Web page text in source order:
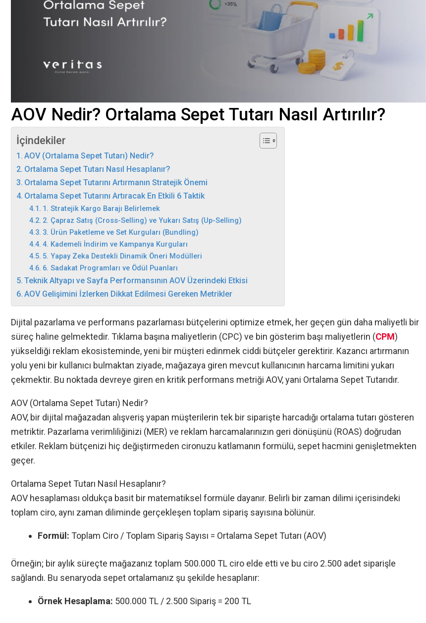
AOV Nedir? Ortalama Sepet Tutarı Nasıl Artırılır?
İçindekiler
AOV (Ortalama Sepet Tutarı) Nedir?
Ortalama Sepet Tutarı Nasıl Hesaplanır?
Ortalama Sepet Tutarını Artırmanın Stratejik Önemi
Ortalama Sepet Tutarını Artıracak En Etkili 6 Taktik
1. Stratejik Kargo Barajı Belirlemek
2. Çapraz Satış (Cross-Selling) ve Yukarı Satış (Up-Selling)
3. Ürün Paketleme ve Set Kurguları (Bundling)
4. Kademeli İndirim ve Kampanya Kurguları
5. Yapay Zeka Destekli Dinamik Öneri Modülleri
6. Sadakat Programları ve Ödül Puanları
Teknik Altyapı ve Sayfa Performansının AOV Üzerindeki Etkisi
AOV Gelişimini İzlerken Dikkat Edilmesi Gereken Metrikler
Dijital pazarlama ve performans pazarlaması bütçelerini optimize etmek, her geçen gün daha maliyetli bir
süreç haline gelmektedir. Tıklama başına maliyetlerin (CPC) ve bin gösterim başı maliyetlerin (CPM)
yükseldiği reklam ekosisteminde, yeni bir müşteri edinmek ciddi bütçeler gerektirir. Kazancı artırmanın
yolu yeni bir kullanıcı bulmaktan ziyade, mağazaya giren mevcut kullanıcının harcama limitini yukarı
çekmektir. Bu noktada devreye giren en kritik performans metriği AOV, yani Ortalama Sepet Tutarıdır.
AOV (Ortalama Sepet Tutarı) Nedir?
AOV, bir dijital mağazadan alışveriş yapan müşterilerin tek bir siparişte harcadığı ortalama tutarı gösteren
metriktir. Pazarlama verimliliğinizi (MER) ve reklam harcamalarınızın geri dönüşünü (ROAS) doğrudan
etkiler. Reklam bütçenizi hiç değiştirmeden cironuzu katlamanın formülü, sepet hacmini genişletmekten
geçer.
Ortalama Sepet Tutarı Nasıl Hesaplanır?
AOV hesaplaması oldukça basit bir matematiksel formüle dayanır. Belirli bir zaman dilimi içerisindeki
toplam ciro, aynı zaman diliminde gerçekleşen toplam sipariş sayısına bölünür.
Formül: Toplam Ciro / Toplam Sipariş Sayısı = Ortalama Sepet Tutarı (AOV)
Örneğin; bir aylık süreçte mağazanız toplam 500.000 TL ciro elde etti ve bu ciro 2.500 adet siparişle
sağlandı. Bu senaryoda sepet ortalamanız şu şekilde hesaplanır:
Örnek Hesaplama: 500.000 TL / 2.500 Sipariş = 200 TL